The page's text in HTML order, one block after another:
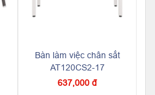
Bàn làm việc chân sắt
AT120CS2-17
637,000 đ